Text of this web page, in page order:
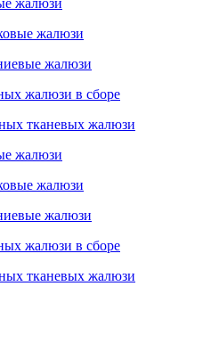
жалюзи
жалюзи
жалюзи
жалюзи в сборе
тканевых жалюзи
жалюзи
жалюзи
жалюзи
жалюзи в сборе
тканевых жалюзи